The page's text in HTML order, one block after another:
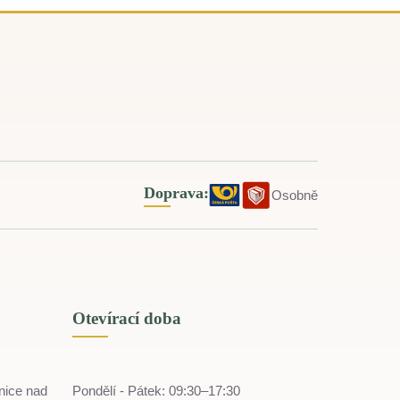
Doprava: Osobně
nad
Otevírací doba
Pondělí - Pátek: 09:30–17:30